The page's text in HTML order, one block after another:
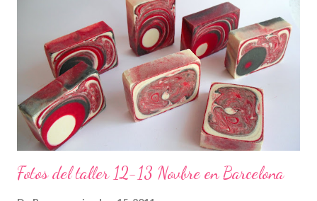
Fotos del taller 12-13 Novbre en Barcelona